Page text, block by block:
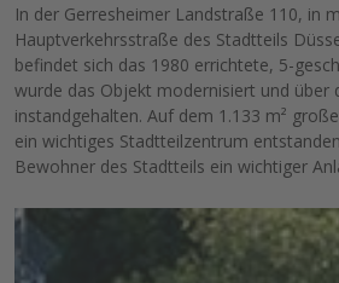
In der Gerresheimer Landstraße 110, in
Hauptverkehrsstraße des Stadtteils
befindet sich das 1980 errichtete, 5-
wurde das Objekt modernisiert und über
instandgehalten. Auf dem 1.133 m²
ein wichtiges Stadtteilzentrum
Bewohner des Stadtteils ein wichtiger